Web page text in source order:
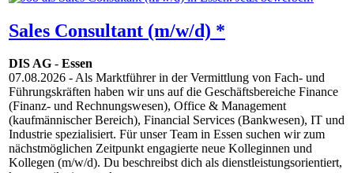
Sales Consultant (m/w/d) *
DIS AG - Essen
07.08.2026 - Als Marktführer in der Vermittlung von Fach- und
Führungskräften haben wir uns auf die Geschäftsbereiche Finance
(Finanz- und Rechnungswesen), Office & Management
(kaufmännischer Bereich), Financial Services (Bankwesen), IT und
Industrie spezialisiert. Für unser Team in Essen suchen wir zum
nächstmöglichen Zeitpunkt engagierte neue Kolleginnen und
Kollegen (m/w/d). Du beschreibst dich als dienstleistungsorientiert,